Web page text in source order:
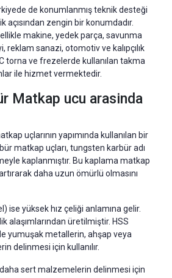
de konumlanmış teknik desteği
açısından zengin bir konumdadır.
makine, yedek parça, savunma
reklam sanazi, otomotiv ve kalıpçılık
torna ve frezelerde kullanılan takma
ile hizmet vermektedir.
Matkap ucu arasinda
uçlarının yapımında kullanılan bir
matkap uçları, tungsten karbür adı
kaplanmıştır. Bu kaplama matkap
artırarak daha uzun ömürlü olmasını
ise yüksek hız çeliği anlamına gelir.
alaşımlarından üretilmiştir. HSS
yumuşak metallerin, ahşap veya
delinmesi için kullanılır.
sert malzemelerin delinmesi için